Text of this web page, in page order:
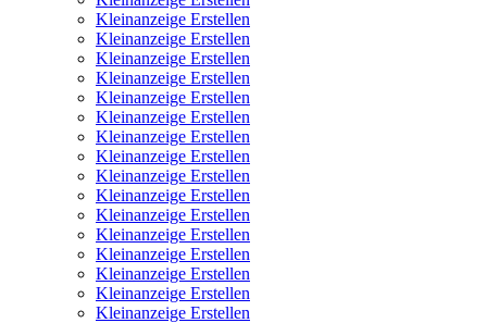
Kleinanzeige Erstellen
Kleinanzeige Erstellen
Kleinanzeige Erstellen
Kleinanzeige Erstellen
Kleinanzeige Erstellen
Kleinanzeige Erstellen
Kleinanzeige Erstellen
Kleinanzeige Erstellen
Kleinanzeige Erstellen
Kleinanzeige Erstellen
Kleinanzeige Erstellen
Kleinanzeige Erstellen
Kleinanzeige Erstellen
Kleinanzeige Erstellen
Kleinanzeige Erstellen
Kleinanzeige Erstellen